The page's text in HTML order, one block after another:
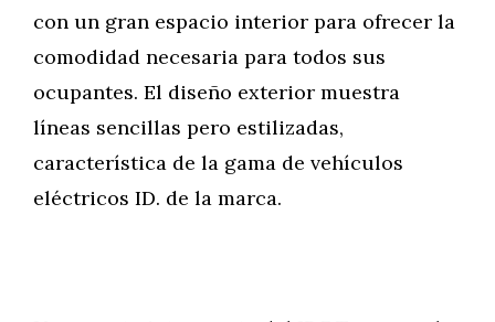
con un gran espacio interior para ofrecer la
comodidad necesaria para todos sus
ocupantes. El diseño exterior muestra
líneas sencillas pero estilizadas,
característica de la gama de vehículos
eléctricos ID. de la marca.